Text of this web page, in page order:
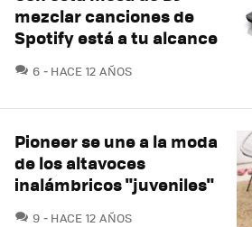
mezclar canciones de
Spotify está a tu alcance
6 COMENTARIOS
HACE 12 AÑOS
Pioneer se une a la moda
de los altavoces
inalámbricos "juveniles"
9 COMENTARIOS
HACE 12 AÑOS